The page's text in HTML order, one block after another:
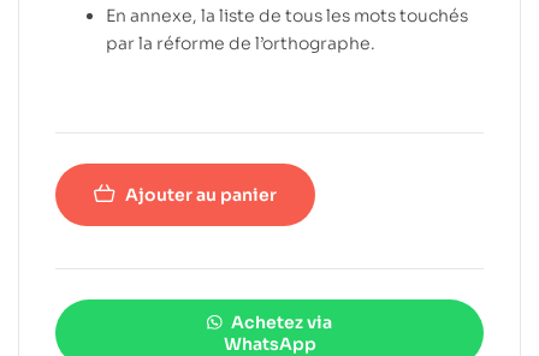
En annexe, la liste de tous les mots touchés
par la réforme de l’orthographe.
Ajouter au panier
Achetez via
WhatsApp